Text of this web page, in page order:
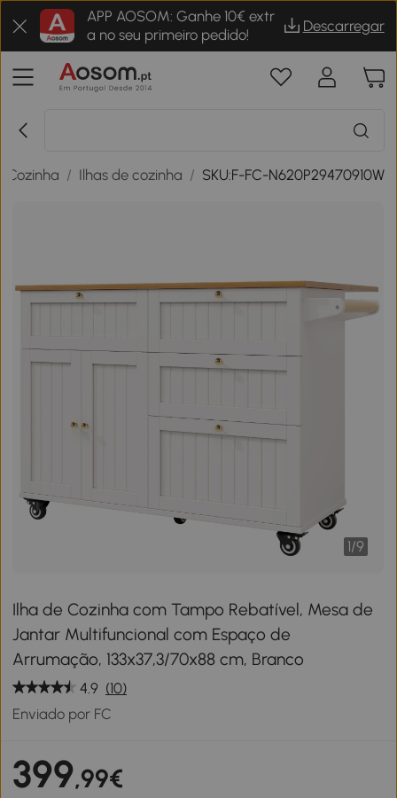
APP AOSOM: Ganhe 10€ extr
a no seu primeiro pedido!
Descarregar
Cozinha / Ilhas de cozinha / SKU:F-FC-N620P29470910W
1/9
Ilha de Cozinha com Tampo Rebatível, Mesa de
Jantar Multifuncional com Espaço de
Arrumação, 133x37,3/70x88 cm, Branco
4.9 (10)
Enviado por FC
399,99€